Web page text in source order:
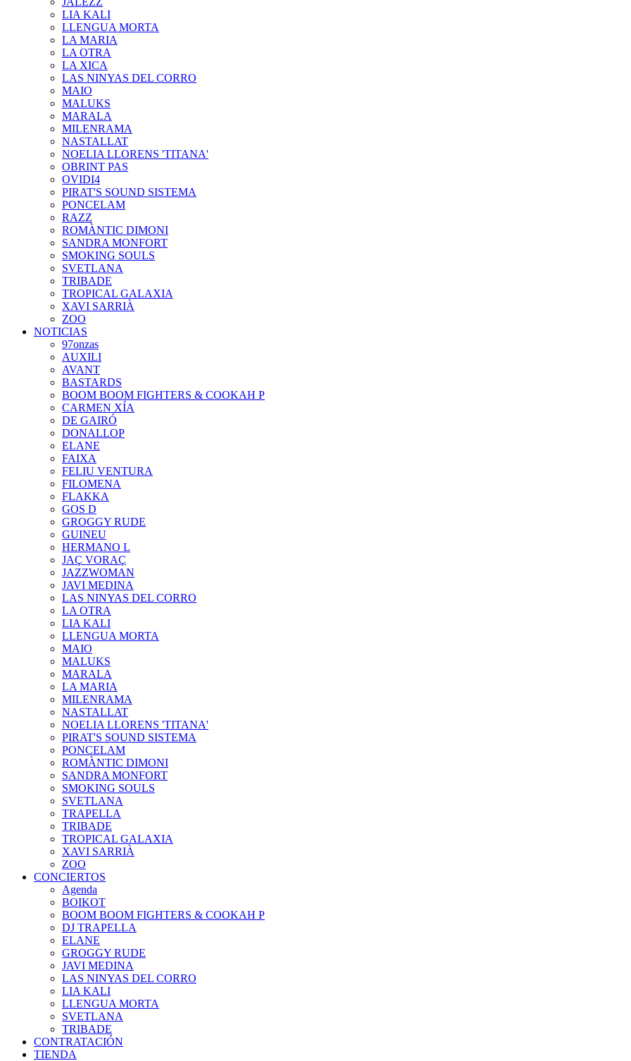
LIA KALI
LLENGUA MORTA
LA MARIA
LA OTRA
LA XICA
LAS NINYAS DEL CORRO
MAIO
MALUKS
MARALA
MILENRAMA
NASTALLAT
NOELIA LLORENS 'TITANA'
OBRINT PAS
OVIDI4
PIRAT'S SOUND SISTEMA
PONCELAM
RAZZ
ROMÀNTIC DIMONI
SANDRA MONFORT
SMOKING SOULS
SVETLANA
TRIBADE
TROPICAL GALAXIA
XAVI SARRIÀ
ZOO
NOTICIAS
97onzas
AUXILI
AVANT
BASTARDS
BOOM BOOM FIGHTERS & COOKAH P
CARMEN XÍA
DE GAIRÓ
DONALLOP
ELANE
FAIXA
FELIU VENTURA
FILOMENA
FLAKKA
GOS D
GROGGY RUDE
GUINEU
HERMANO L
JAÇ VORAÇ
JAZZWOMAN
JAVI MEDINA
LAS NINYAS DEL CORRO
LA OTRA
LIA KALI
LLENGUA MORTA
MAIO
MALUKS
MARALA
LA MARIA
MILENRAMA
NASTALLAT
NOELIA LLORENS 'TITANA'
PIRAT'S SOUND SISTEMA
PONCELAM
ROMÀNTIC DIMONI
SANDRA MONFORT
SMOKING SOULS
SVETLANA
TRAPELLA
TRIBADE
TROPICAL GALAXIA
XAVI SARRIÀ
ZOO
CONCIERTOS
Agenda
BOIKOT
BOOM BOOM FIGHTERS & COOKAH P
DJ TRAPELLA
ELANE
GROGGY RUDE
JAVI MEDINA
LAS NINYAS DEL CORRO
LIA KALI
LLENGUA MORTA
SVETLANA
TRIBADE
CONTRATACIÓN
TIENDA